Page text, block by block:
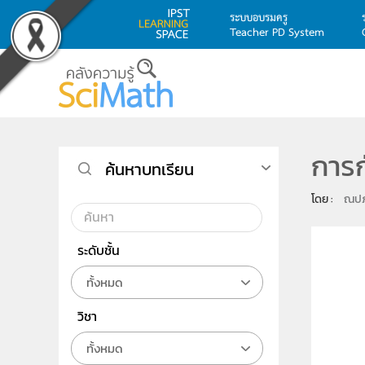
Skip to main content
ระบบอบรมครู
Teacher PD System
กา
โดย : ณป
ค้นหาบทเรียน
ระดับชั้น
ทั้งหมด
วิชา
ทั้งหมด